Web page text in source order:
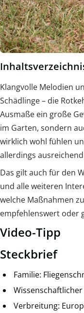
Klangvolle Melodien
Schädlinge – die
Ausmaße ein große
im Garten, sondern
wirklich wohl fühlen
allerdings
Das gilt auch für den
und alle weiteren
welche Maßnahmen
empfehlenswert oder
Video-Tipp
Steckbrief
Familie:
Wissenschaftlicher
Verbreitung: